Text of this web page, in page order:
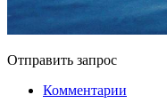
Отправить запрос
Комментарии